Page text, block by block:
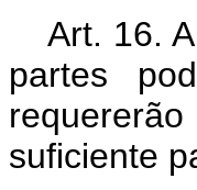
Art. 16.
partes
suficiente